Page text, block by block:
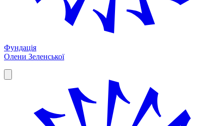
Фундація
Олени Зеленської